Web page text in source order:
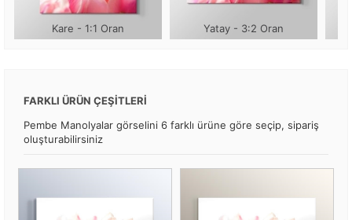
Kare - 1:1 Oran Yatay - 3:2 Oran
FARKLI ÜRÜN ÇEŞİTLERİ
Pembe Manolyalar görselini 6 farklı ürüne göre seçip, sipariş
oluşturabilirsiniz